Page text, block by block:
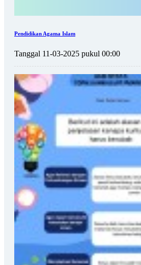
Pendidikan Agama Islam
Tanggal 11-03-2025 pukul 00:00